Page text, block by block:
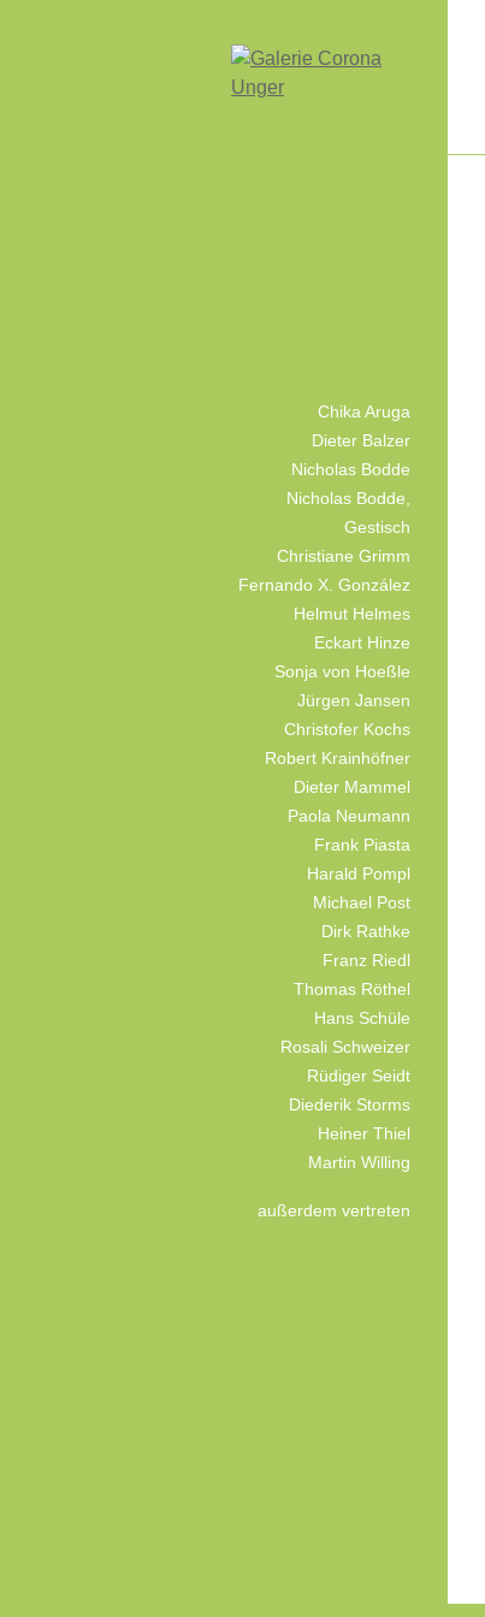
Chika Aruga
Dieter Balzer
Nicholas Bodde
Nicholas Bodde,
Gestisch
Christiane Grimm
Fernando X. González
Helmut Helmes
Eckart Hinze
Sonja von Hoeßle
Jürgen Jansen
Christofer Kochs
Robert Krainhöfner
Dieter Mammel
Paola Neumann
Frank Piasta
Harald Pompl
Michael Post
Dirk Rathke
Franz Riedl
Thomas Röthel
Hans Schüle
Rosali Schweizer
Rüdiger Seidt
Diederik Storms
Heiner Thiel
Martin Willing
außerdem vertreten